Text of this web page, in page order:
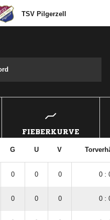
TSV Pilgerzell
FIEBERKURVE
G U V
0 0 0 0 :
0 0 0 0 :